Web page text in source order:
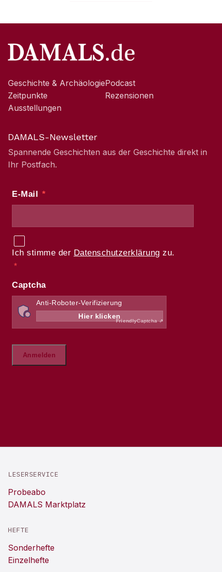
Geschichte & Archäologie
Zeitpunkte
Ausstellungen
Podcast
Rezensionen
DAMALS-Newsletter
Spannende Geschichten aus der Geschichte direkt in
Ihr Postfach.
LESERSERVICE
Probeabo
DAMALS Marktplatz
HEFTE
Sonderhefte
Einzelhefte